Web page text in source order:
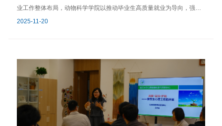
象深刻。中国生猪产业的高质量发展离不开核心育种技术的自主创新与
国际先进经验的深度融合，这一次pic之行就是一次很好的交流融合学习
的机会。 李俊政，2025级畜牧专业硕士生：从严控精液品质、运用配
套系构建完备繁育体系，到攻克CD163基因编辑技术并成功实现海外落
地，PIC始终兼备先进育种技术与前沿创新理念，稳步推动科研成果向应
用转化。其全方位的技术布局与深厚的研发积淀，让我真切感受到头部
坚定理想信念、提升党性觉悟、服务国家发展的实际行动。 文/陆美涛
业工作整体布局，动物科学学院以推动毕业生高质量就业为导向，强化
在校生“大生涯”教育观培育这一关键环节，赋能生涯委员队伍。2025年
业发展路径。学院党委副书记任思丹，团委书记乔恒宇及学院本、研学
生50余人参加了本次讲座。讲座中，杨倩老师结合与毕业生交流的经
验，一针见血地指出了当下学子求职过程中面临的核心困境。针对这些
痛点，杨老师重点阐释了AI工具在求职中的核心价值。她提到，AI不仅
能精准筛选招聘信息、优化简历内容，极大降低时间成本，还能整合笔
试面试题库、提供个性化指导，帮助同学提升求职核心能力。“打败你的
2025-11-20